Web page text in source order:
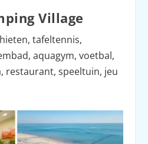
Village
tafeltennis,
aquagym, voetbal,
restaurant, speeltuin, jeu